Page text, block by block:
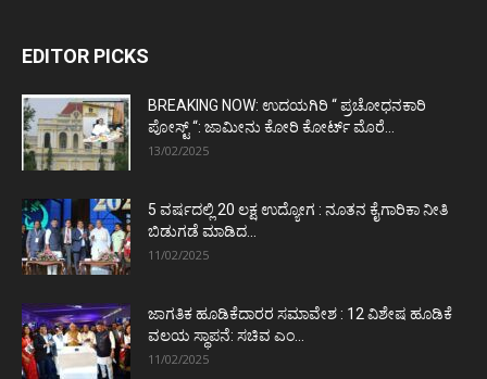
EDITOR PICKS
BREAKING NOW: ಉದಯಗಿರಿ “ ಪ್ರಚೋಧನಕಾರಿ
ಪೋಸ್ಟ್‌ “: ಜಾಮೀನು ಕೋರಿ ಕೋರ್ಟ್‌ ಮೊರೆ...
13/02/2025
5 ವರ್ಷದಲ್ಲಿ 20 ಲಕ್ಷ ಉದ್ಯೋಗ : ನೂತನ ಕೈಗಾರಿಕಾ ನೀತಿ
ಬಿಡುಗಡೆ ಮಾಡಿದ...
11/02/2025
ಜಾಗತಿಕ ಹೂಡಿಕೆದಾರರ ಸಮಾವೇಶ : 12 ವಿಶೇಷ ಹೂಡಿಕೆ
ವಲಯ ಸ್ಥಾಪನೆ: ಸಚಿವ ಎಂ...
11/02/2025